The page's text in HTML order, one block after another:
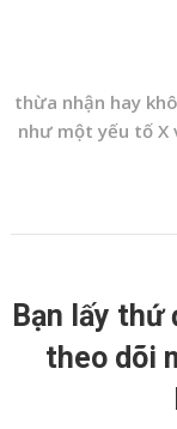
thừa nhận hay
như một yếu tố
Bạn lấy thứ
theo dõi